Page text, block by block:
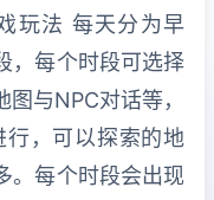
玩法 每天分为早
，每个时段可选择
与NPC对话等，
行，可以探索的地
。每个时段会出现